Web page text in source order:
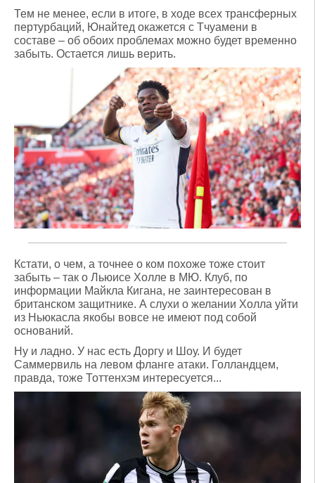
Тем не менее, если в итоге, в ходе всех трансферных
пертурбаций, Юнайтед окажется с Тчуамени в
составе – об обоих проблемах можно будет временно
забыть. Остается лишь верить.
Кстати, о чем, а точнее о ком похоже тоже стоит
забыть – так о Льюисе Холле в МЮ. Клуб, по
информации Майкла Кигана, не заинтересован в
британском защитнике. А слухи о желании Холла уйти
из Ньюкасла якобы вовсе не имеют под собой
оснований.
Ну и ладно. У нас есть Доргу и Шоу. И будет
Саммервиль на левом фланге атаки. Голландцем,
правда, тоже Тоттенхэм интересуется...